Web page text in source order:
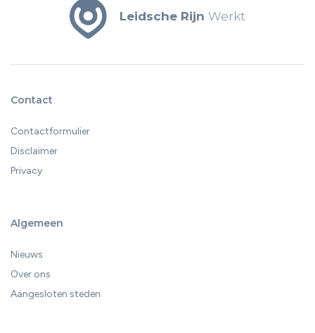
Leidsche Rijn Werkt
Contact
Contactformulier
Disclaimer
Privacy
Algemeen
Nieuws
Over ons
Aangesloten steden